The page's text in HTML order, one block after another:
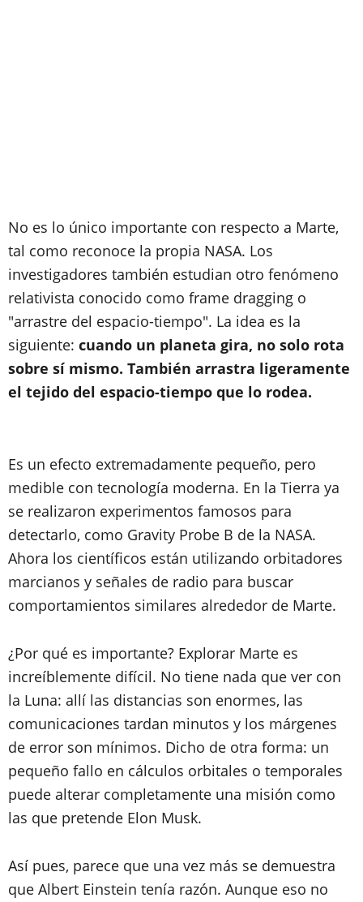
No es lo único importante con respecto a Marte,
tal como reconoce la propia NASA. Los
investigadores también estudian otro fenómeno
relativista conocido como frame dragging o
"arrastre del espacio-tiempo". La idea es la
siguiente: cuando un planeta gira, no solo rota
sobre sí mismo. También arrastra ligeramente
el tejido del espacio-tiempo que lo rodea.
Es un efecto extremadamente pequeño, pero
medible con tecnología moderna. En la Tierra ya
se realizaron experimentos famosos para
detectarlo, como Gravity Probe B de la NASA.
Ahora los científicos están utilizando orbitadores
marcianos y señales de radio para buscar
comportamientos similares alrededor de Marte.
¿Por qué es importante? Explorar Marte es
increíblemente difícil. No tiene nada que ver con
la Luna: allí las distancias son enormes, las
comunicaciones tardan minutos y los márgenes
de error son mínimos. Dicho de otra forma: un
pequeño fallo en cálculos orbitales o temporales
puede alterar completamente una misión como
las que pretende Elon Musk.
Así pues, parece que una vez más se demuestra
que Albert Einstein tenía razón. Aunque eso no